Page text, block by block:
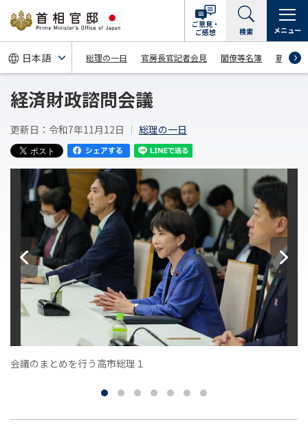
総理の一日 官房長官記者会見 閣僚等名簿 新着情報
ご意見・
ご感想
検索 メニュー
経済財政諮問会議
更新日：令和7年11月12日 総理の一日
会議のまとめを行う高市総理１